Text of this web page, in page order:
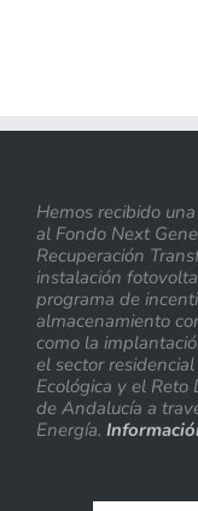
Hemos recibido
al Fondo Next
Recuperación
instalación
programa de
almacenamiento
como la
el sector
Ecológica y el Reto
de Andalucía a
Energía.